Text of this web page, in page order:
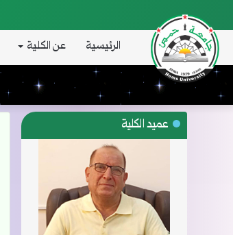
الرئيسية عن الكلية
عميد الكلية